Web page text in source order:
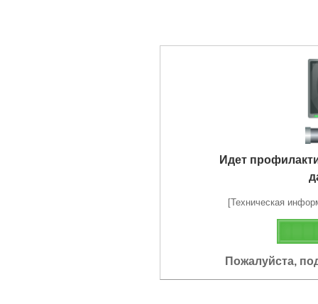
Идет
[Техническая
Пожалуйста,